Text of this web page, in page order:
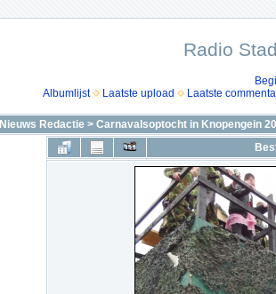
Radio
Albumlijst
Laatste upload Laatste
Nieuws Redactie > Carnavalsoptocht in Knopengein